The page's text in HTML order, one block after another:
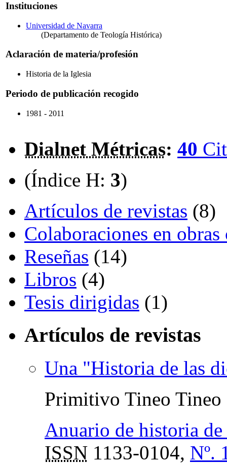
Instituciones
Universidad de Navarra
(Departamento de Teología Histórica)
Aclaración de materia/profesión
Historia de la Iglesia
Periodo de publicación recogido
1981 - 2011
Dialnet Métricas: 40
(Índice H: 3)
Artículos de revistas (8)
Colaboraciones en
Reseñas (14)
Libros (4)
Tesis dirigidas (1)
Artículos de revistas
Una "Historia de las
Primitivo Tineo Tineo
Anuario de historia
ISSN 1133-0104, Nº.